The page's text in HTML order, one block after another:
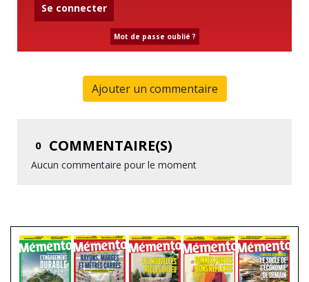
Se connecter
Mot de passe oublié ?
Ajouter un commentaire
0 COMMENTAIRE(S)
Aucun commentaire pour le moment